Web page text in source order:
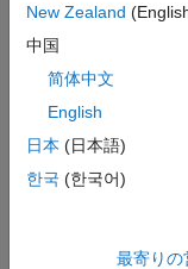
事前定義された特
ると、アプリ内の
うにリフローし
ルとそのコンポー
ント間の余分なス
New Zealand
中国
简体中文
English
日本 (日本語)
한국 (한국어)
最寄りの